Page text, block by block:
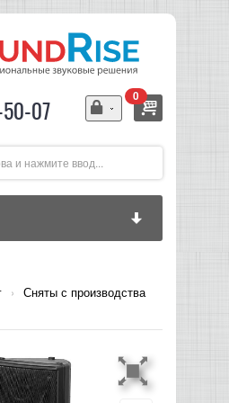
50-07
0
› Сняты с производства